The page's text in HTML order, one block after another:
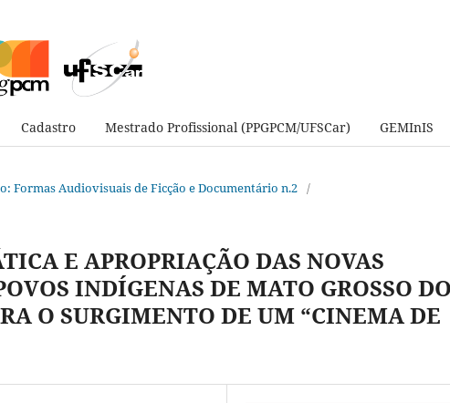
Cadastro Mestrado Profissional (PPGPCM/UFSCar) GEMInIS
Formas Audiovisuais de Ficção e Documentário n.2 /
E APROPRIAÇÃO DAS NOVAS
INDÍGENAS DE MATO GROSSO DO
O SURGIMENTO DE UM “CINEMA DE